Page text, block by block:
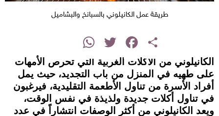
طريقة عمل الكانيلوني بالسبانخ والبشاميل
Share
Facebook
Twitter
WhatsApp
الكانيلوني من الأكلات الغربية التي تحرص الأمهات
على طهيه في المنزل من باب التجديد، حيث يمل
أفراد الأسرة من تناول الأطعمة التقليدية، فيرغبون
في تناول أكلات جديدة ولذيذة في نفس الوقت،
ويعد الكانيلوني من أكثر الوصفات انتشاراً في عدد